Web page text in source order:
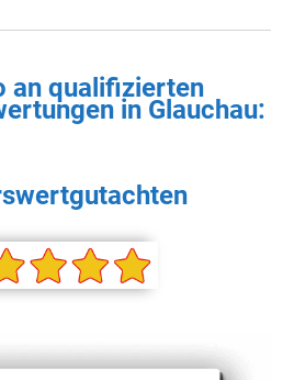
an qualifizierten
in Glauchau: